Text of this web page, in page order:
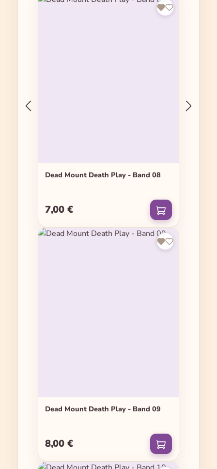
Dead Mount Death Play - Band 08
Regulärer Preis:
7,00 €
Dead Mount Death Play - Band 09
Regulärer Preis:
8,00 €